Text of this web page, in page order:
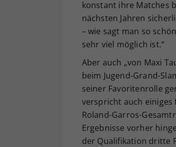
konstant ihre Matches
nächsten Jahren
– wie sagt man so
sehr viel möglich ist.“
Aber auch „von Maxi
beim Jugend-Grand-
seiner Favoritenrolle
verspricht auch einiges
Roland-Garros-
Ergebnisse vorher
der Qualifikation dritte